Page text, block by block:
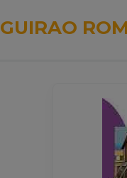
GUIRAO